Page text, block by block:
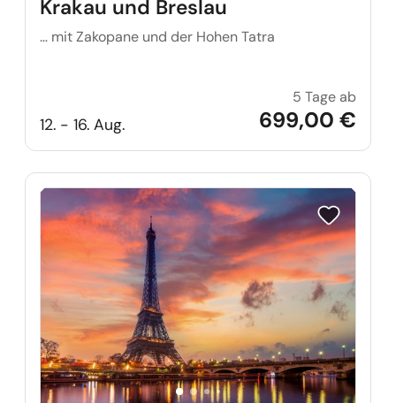
Krakau und Breslau
… mit Zakopane und der Hohen Tatra
12. - 16. Aug.
5 Tage ab
699,00 €
Reise auf